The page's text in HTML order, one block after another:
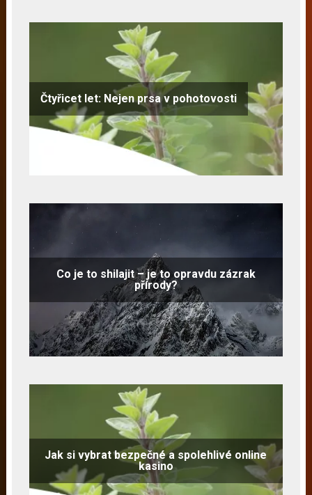
Čtyřicet let: Nejen prsa v pohotovosti
Co je to shilajit – je to opravdu zázrak
přírody?
Jak si vybrat bezpečné a spolehlivé online
kasino